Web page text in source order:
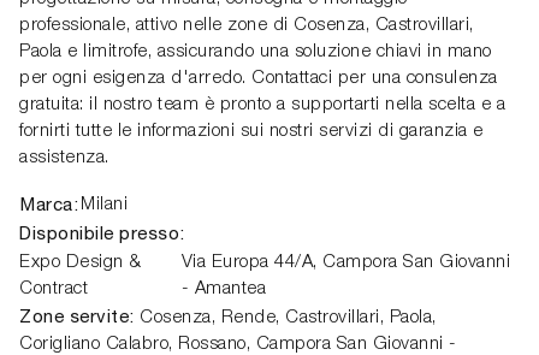
professionale, attivo nelle zone di Cosenza, Castrovillari,
Paola e limitrofe, assicurando una soluzione chiavi in mano
per ogni esigenza d'arredo. Contattaci per una consulenza
gratuita: il nostro team è pronto a supportarti nella scelta e a
fornirti tutte le informazioni sui nostri servizi di garanzia e
assistenza.
Marca: Milani
Disponibile presso:
Expo Design &
Contract
Via Europa 44/A, Campora San Giovanni
- Amantea
Zone servite: Cosenza, Rende, Castrovillari, Paola,
Corigliano Calabro, Rossano, Campora San Giovanni -